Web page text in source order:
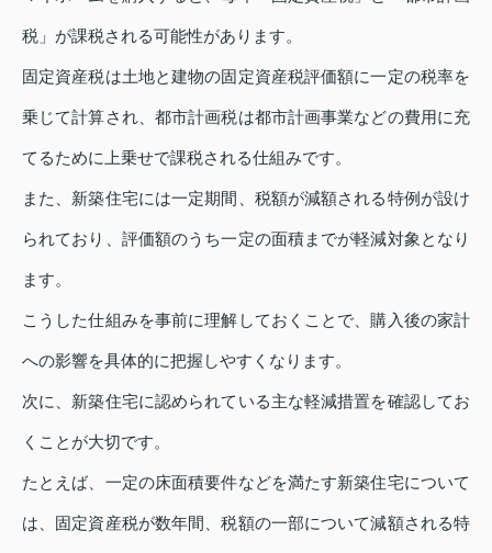
税」が課税される可能性があります。
固定資産税は土地と建物の固定資産税評価額に一定の税率を
乗じて計算され、都市計画税は都市計画事業などの費用に充
てるために上乗せで課税される仕組みです。
また、新築住宅には一定期間、税額が減額される特例が設け
られており、評価額のうち一定の面積までが軽減対象となり
ます。
こうした仕組みを事前に理解しておくことで、購入後の家計
への影響を具体的に把握しやすくなります。
次に、新築住宅に認められている主な軽減措置を確認してお
くことが大切です。
たとえば、一定の床面積要件などを満たす新築住宅について
は、固定資産税が数年間、税額の一部について減額される特